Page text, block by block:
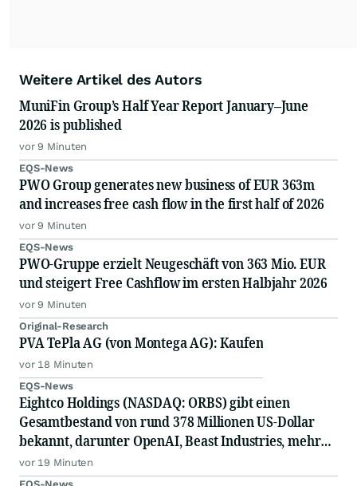
Weitere Artikel des Autors
MuniFin Group’s Half Year Report January–June
2026 is published
vor 9 Minuten
EQS-News
PWO Group generates new business of EUR 363m
and increases free cash flow in the first half of 2026
vor 9 Minuten
EQS-News
PWO-Gruppe erzielt Neugeschäft von 363 Mio. EUR
und steigert Free Cashflow im ersten Halbjahr 2026
vor 9 Minuten
Original-Research
PVA TePla AG (von Montega AG): Kaufen
vor 18 Minuten
EQS-News
Eightco Holdings (NASDAQ: ORBS) gibt einen
Gesamtbestand von rund 378 Millionen US-Dollar
bekannt, darunter OpenAI, Beast Industries, mehr
als 16.000 ETH und fast 302 Millionen WLD-Token
vor 19 Minuten